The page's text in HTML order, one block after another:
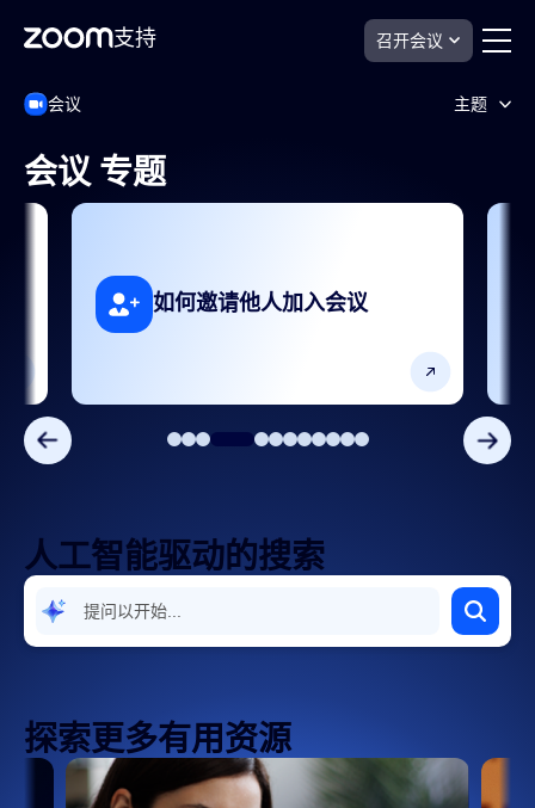
支持 召开会议
Zoom
Meetings
主题
会议
AI功能
入门指南和设置
安全和合规
常见问题解答
无障碍访问和语言
集成、应用和扩展
会议 专题
如何邀请他人加入会议
人工智能驱动的搜索
探索更多有用资源